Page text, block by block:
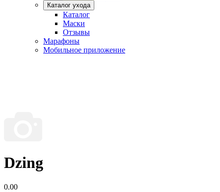
Каталог ухода
Каталог
Маски
Отзывы
Марафоны
Мобильное приложение
Dzing
0.00